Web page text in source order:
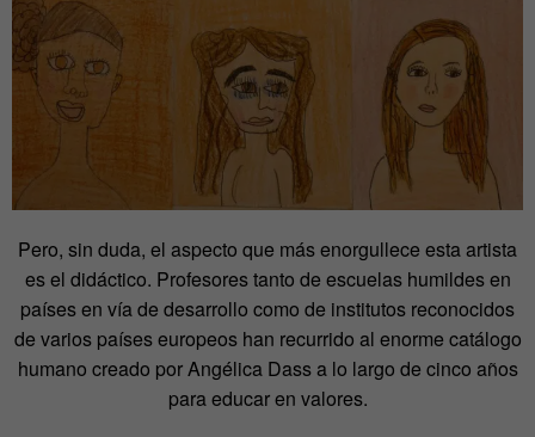
Pero, sin duda, el aspecto que más enorgullece esta artista
es el didáctico. Profesores tanto de escuelas humildes en
países en vía de desarrollo como de institutos reconocidos
de varios países europeos han recurrido al enorme catálogo
humano creado por Angélica Dass a lo largo de cinco años
para educar en valores.